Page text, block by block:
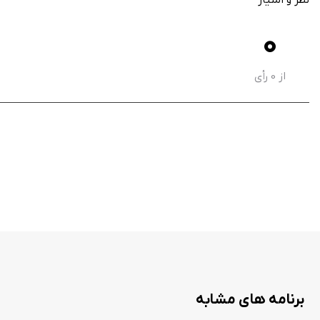
0
از 0 رأی
برنامه های مشابه